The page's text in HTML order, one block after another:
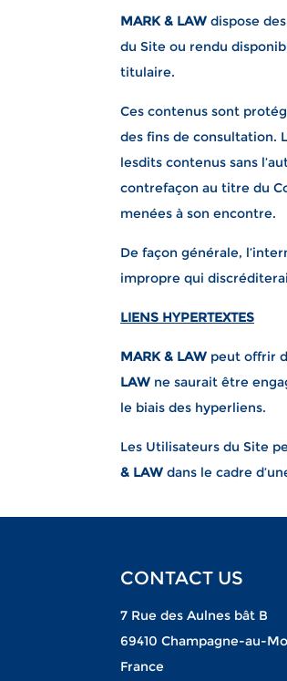
MARK & LAW dispose
du Site ou rendu
titulaire.
Ces contenus sont
des fins de consultation.
lesdits contenus sans
contrefaçon au titre du
menées à son encontre.
De façon générale,
impropre qui
LIENS HYPERTEXTES
MARK & LAW peut offrir
LAW ne saurait être
le biais des hyperliens.
Les Utilisateurs du Site
& LAW dans le cadre
CONTACT US
7 Rue des Aulnes bât B
69410 Champagne-au-
France